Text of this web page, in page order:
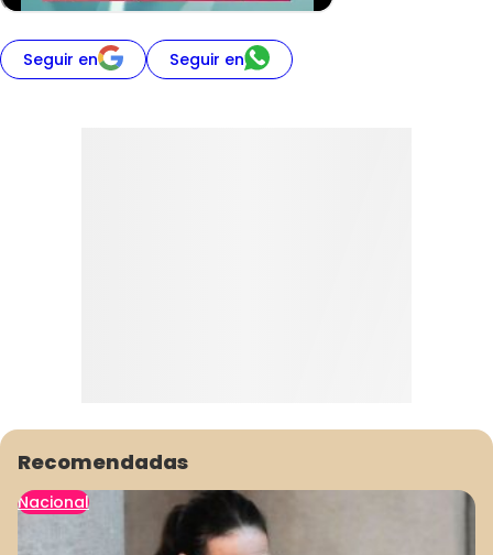
Seguir en Seguir en
Recomendadas
Nacional